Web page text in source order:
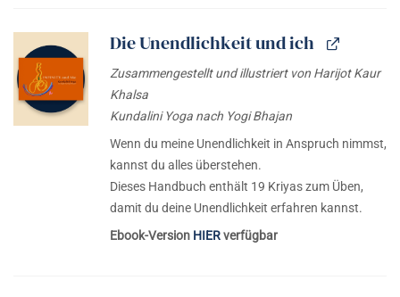
Die Unendlichkeit und ich
Zusammengestellt und illustriert von Harijot Kaur
Khalsa
Kundalini Yoga nach Yogi Bhajan
Wenn du meine Unendlichkeit in Anspruch nimmst,
kannst du alles überstehen.
Dieses Handbuch enthält 19 Kriyas zum Üben,
damit du deine Unendlichkeit erfahren kannst.
Ebook-Version HIERverfügbar